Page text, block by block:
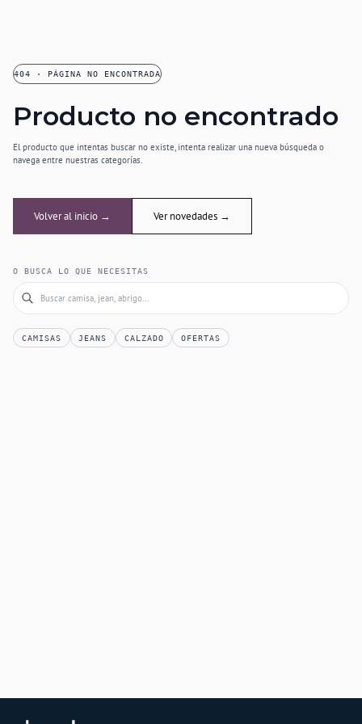
404 · PÁGINA NO ENCONTRADA
Producto no encontrado
El producto que intentas buscar no existe, intenta realizar una nueva búsqueda o
navega entre nuestras categorías.
Volver al inicio → Ver novedades →
O BUSCA LO QUE NECESITAS
CAMISAS JEANS CALZADO OFERTAS